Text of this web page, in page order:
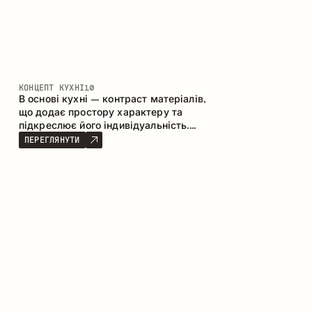
КОНЦЕПТ КУХНІ10
В основі кухні – контраст матеріалів,
що додає простору характеру та
підкреслює його індивідуальність.
Дерево, метал і скло створюють
збалансовану та стильну композицію.
ПЕРЕГЛЯНУТИ